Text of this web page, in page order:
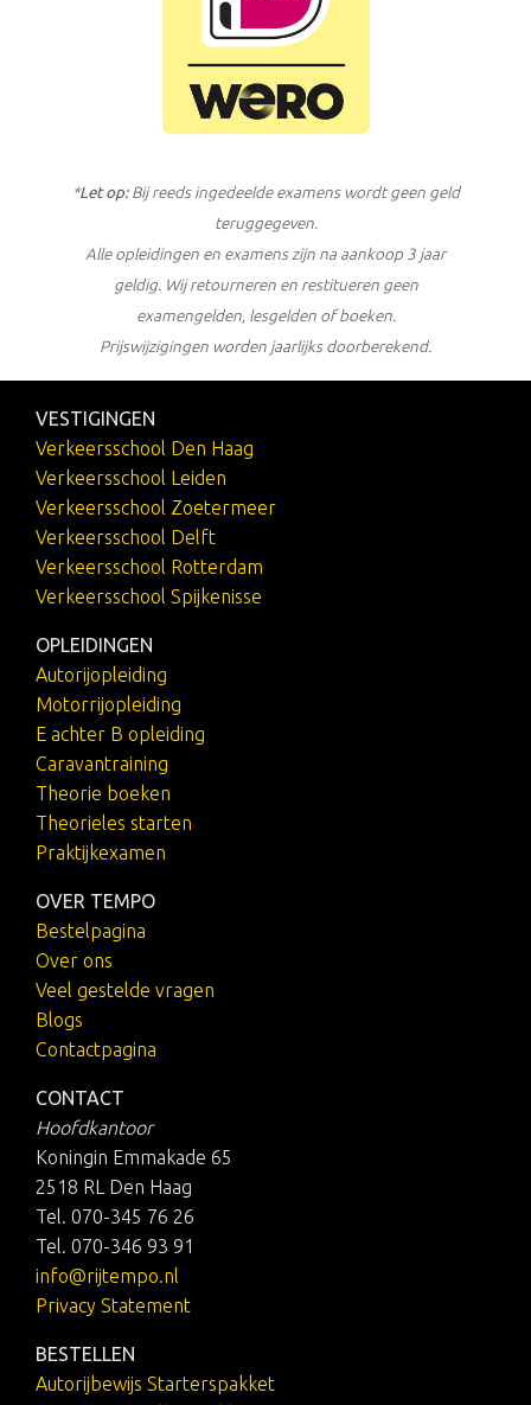
*Let op: Bij reeds ingedeelde examens wordt geen geld
teruggegeven.
Alle opleidingen en examens zijn na aankoop 3 jaar
geldig. Wij retourneren en restitueren geen
examengelden, lesgelden of boeken.
Prijswijzigingen worden jaarlijks doorberekend.
VESTIGINGEN
Verkeersschool Den Haag
Verkeersschool Leiden
Verkeersschool Zoetermeer
Verkeersschool Delft
Verkeersschool Rotterdam
Verkeersschool Spijkenisse
OPLEIDINGEN
Autorijopleiding
Motorrijopleiding
E achter B opleiding
Caravantraining
Theorie boeken
Theorieles starten
Praktijkexamen
OVER TEMPO
Bestelpagina
Over ons
Veel gestelde vragen
Blogs
Contactpagina
CONTACT
Hoofdkantoor
Koningin Emmakade 65
2518 RL Den Haag
Tel. 070-345 76 26
Tel. 070-346 93 91
info@rijtempo.nl
Privacy Statement
BESTELLEN
Autorijbewijs Starterspakket